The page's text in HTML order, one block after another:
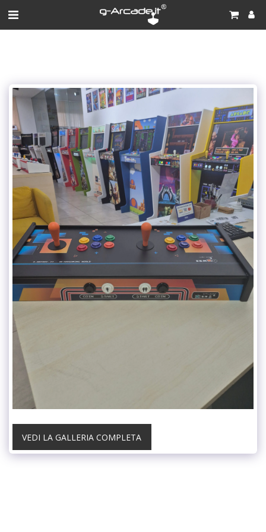
VEDI LA GALLERIA COMPLETA